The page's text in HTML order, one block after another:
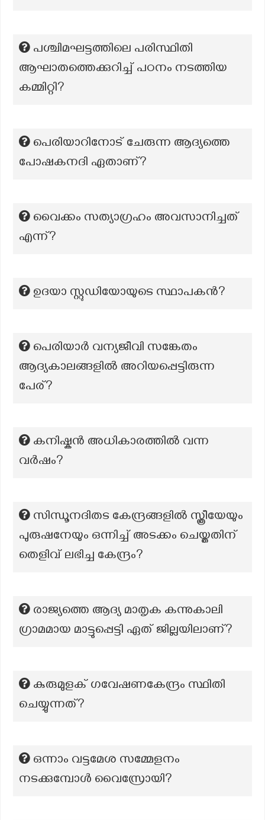
പശ്ചിമഘട്ടത്തിലെ പരിസ്ഥിതി
ആഘാതത്തെക്കുറിച്ച് പഠനം നടത്തിയ
കമ്മിറ്റി?
പെരിയാറിനോട് ചേരുന്ന ആദ്യത്തെ
പോഷകനദി ഏതാണ്?
വൈക്കം സത്യാഗ്രഹം അവസാനിച്ചത്
എന്ന്?
ഉദയാ സ്റ്റുഡിയോയുടെ സ്ഥാപകന്‍?
പെരിയാര്‍ വന്യജീവി സങ്കേതം
ആദ്യകാലങ്ങളില്‍ അറിയപ്പെട്ടിരുന്ന
പേര്?
കനിഷ്കൻ അധികാരത്തിൽ വന്ന
വർഷം?
സിന്ധൂനദിതട കേന്ദ്രങ്ങളിൽ സ്ത്രീയേയും
പുരുഷനേയും ഒന്നിച്ച് അടക്കം ചെയ്തതിന്
തെളിവ് ലഭിച്ച കേന്ദ്രം?
രാജ്യത്തെ ആദ്യ മാതൃക കന്നുകാലി
ഗ്രാമമായ മാട്ടുപ്പെട്ടി ഏത് ജില്ലയിലാണ്?
കുരുമുളക് ഗവേഷണകേന്ദ്രം സ്ഥിതി
ചെയ്യുന്നത്?
ഒന്നാം വട്ടമേശ സമ്മേളനം
നടക്കുമ്പോൾ വൈസ്രോയി?